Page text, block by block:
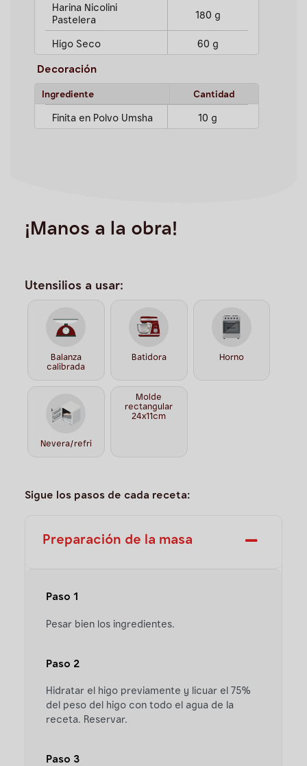
Harina Nicolini
Pastelera
180 g
Higo Seco 60 g
Decoración
Ingrediente Cantidad
Finita en Polvo Umsha 10 g
¡Manos a la obra!
Utensilios a usar:
Balanza
calibrada
Batidora Horno
Nevera/refri
Molde
rectangular
24x11cm
Sigue los pasos de cada receta:
Preparación de la masa
Paso 1
Pesar bien los ingredientes.
Paso 2
Hidratar el higo previamente y licuar el 75%
del peso del higo con todo el agua de la
receta. Reservar.
Paso 3